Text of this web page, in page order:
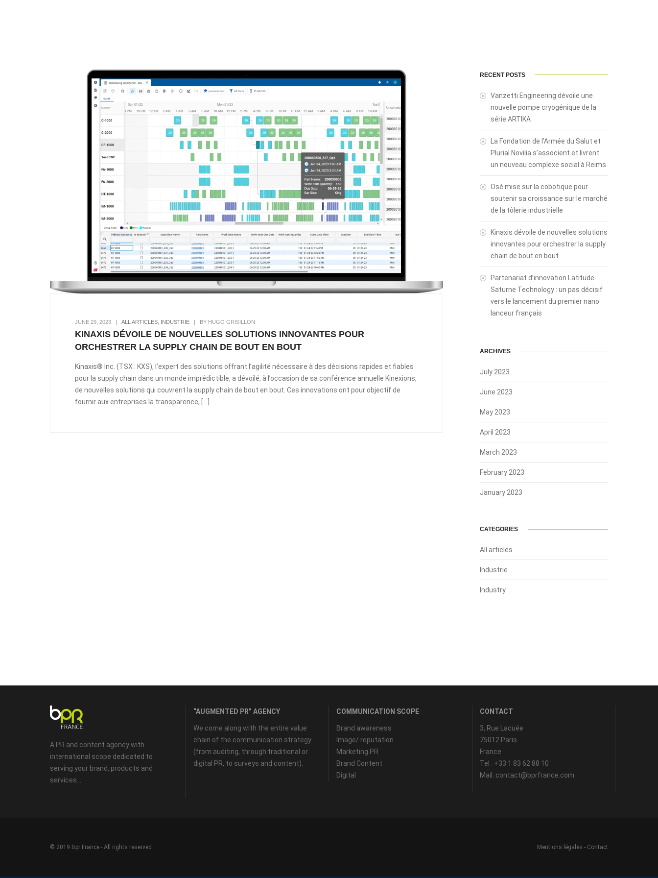
JUNE 29, 2023 | ALL ARTICLES INDUSTRIE | BY HUGO GRISILLON
KINAXIS DÉVOILE DE NOUVELLES SOLUTIONS INNOVANTES POUR
ORCHESTRER LA SUPPLY CHAIN DE BOUT EN BOUT
Kinaxis® Inc. (TSX : KXS), l’expert des solutions offrant l’agilité nécessaire à des décisions rapides et fiables
pour la supply chain dans un monde imprédictible, a dévoilé, à l’occasion de sa conférence annuelle Kinexions,
de nouvelles solutions qui couvrent la supply chain de bout en bout. Ces innovations ont pour objectif de
fournir aux entreprises la transparence, […]
RECENT POSTS
Vanzetti Engineering dévoile une
nouvelle pompe cryogénique de la
série ARTIKA
La Fondation de l’Armée du Salut et
Plurial Novilia s’associent et livrent
un nouveau complexe social à Reims
Osé mise sur la cobotique pour
soutenir sa croissance sur le marché
de la tôlerie industrielle
Kinaxis dévoile de nouvelles solutions
innovantes pour orchestrer la supply
chain de bout en bout
Partenariat d’innovation Latitude-
Saturne Technology : un pas décisif
vers le lancement du premier nano
lanceur français
ARCHIVES
July 2023
June 2023
May 2023
April 2023
March 2023
February 2023
January 2023
CATEGORIES
All articles
Industrie
Industry
A PR and content agency with
international scope dedicated to
serving your brand, products and
services...
“AUGMENTED PR” AGENCY
We come along with the entire value
chain of the communication strategy
(from auditing, through traditional or
digital PR, to surveys and content).
COMMUNICATION SCOPE
Brand awareness
Image/ reputation
Marketing PR
Brand Content
Digital
CONTACT
3, Rue Lacuée
75012 Paris
France
Tel : +33 1 83 62 88 10
Mail: contact@bprfrance.com
© 2019 Bpr France - All rights reserved Mentions légales - Contact